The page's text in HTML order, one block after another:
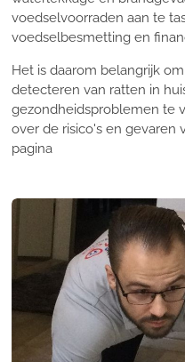
voedselvoorraden aan te
voedselbesmetting en
Het is daarom belangrijk
detecteren van ratten in
gezondheidsproblemen te
over de risico's en gevaren
pagina